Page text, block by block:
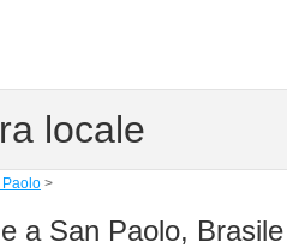
locale
>
a San Paolo, Brasile